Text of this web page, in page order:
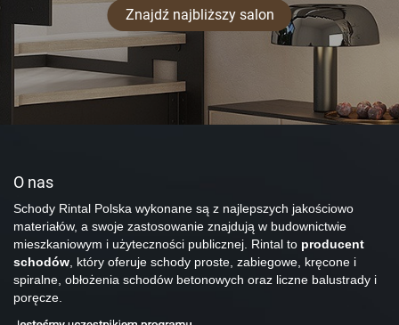
Znajdź najbliższy salon
O nas
Schody Rintal Polska wykonane są z najlepszych jakościowo
materiałów, a swoje zastosowanie znajdują w budownictwie
mieszkaniowym i użyteczności publicznej. Rintal to producent
schodów, który oferuje schody proste, zabiegowe, kręcone i
spiralne, obłożenia schodów betonowych oraz liczne balustrady i
poręcze.